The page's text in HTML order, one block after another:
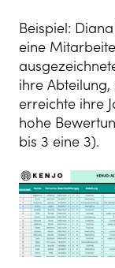
Beispiel:
eine
ihre
erreichte ihre
hohe
bis 3 eine 3).